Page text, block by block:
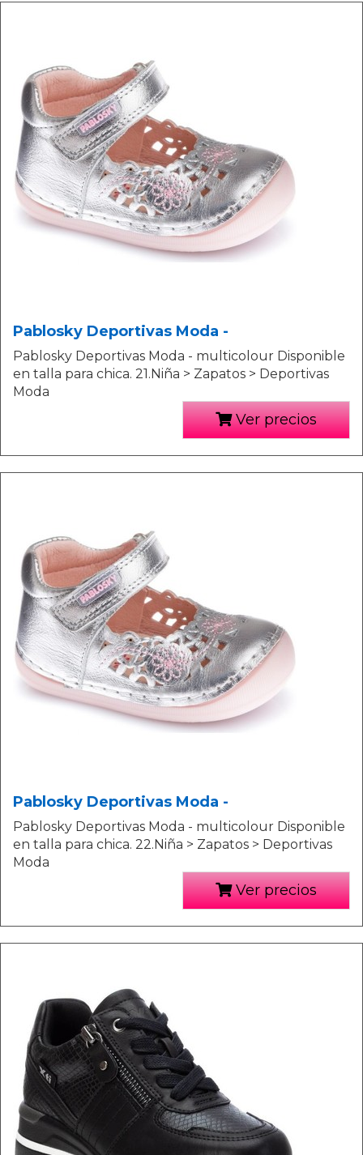
Pablosky Deportivas Moda -
Pablosky Deportivas Moda - multicolour Disponible
en talla para chica. 21.Niña > Zapatos > Deportivas
Moda
Ver precios
Pablosky Deportivas Moda -
Pablosky Deportivas Moda - multicolour Disponible
en talla para chica. 22.Niña > Zapatos > Deportivas
Moda
Ver precios